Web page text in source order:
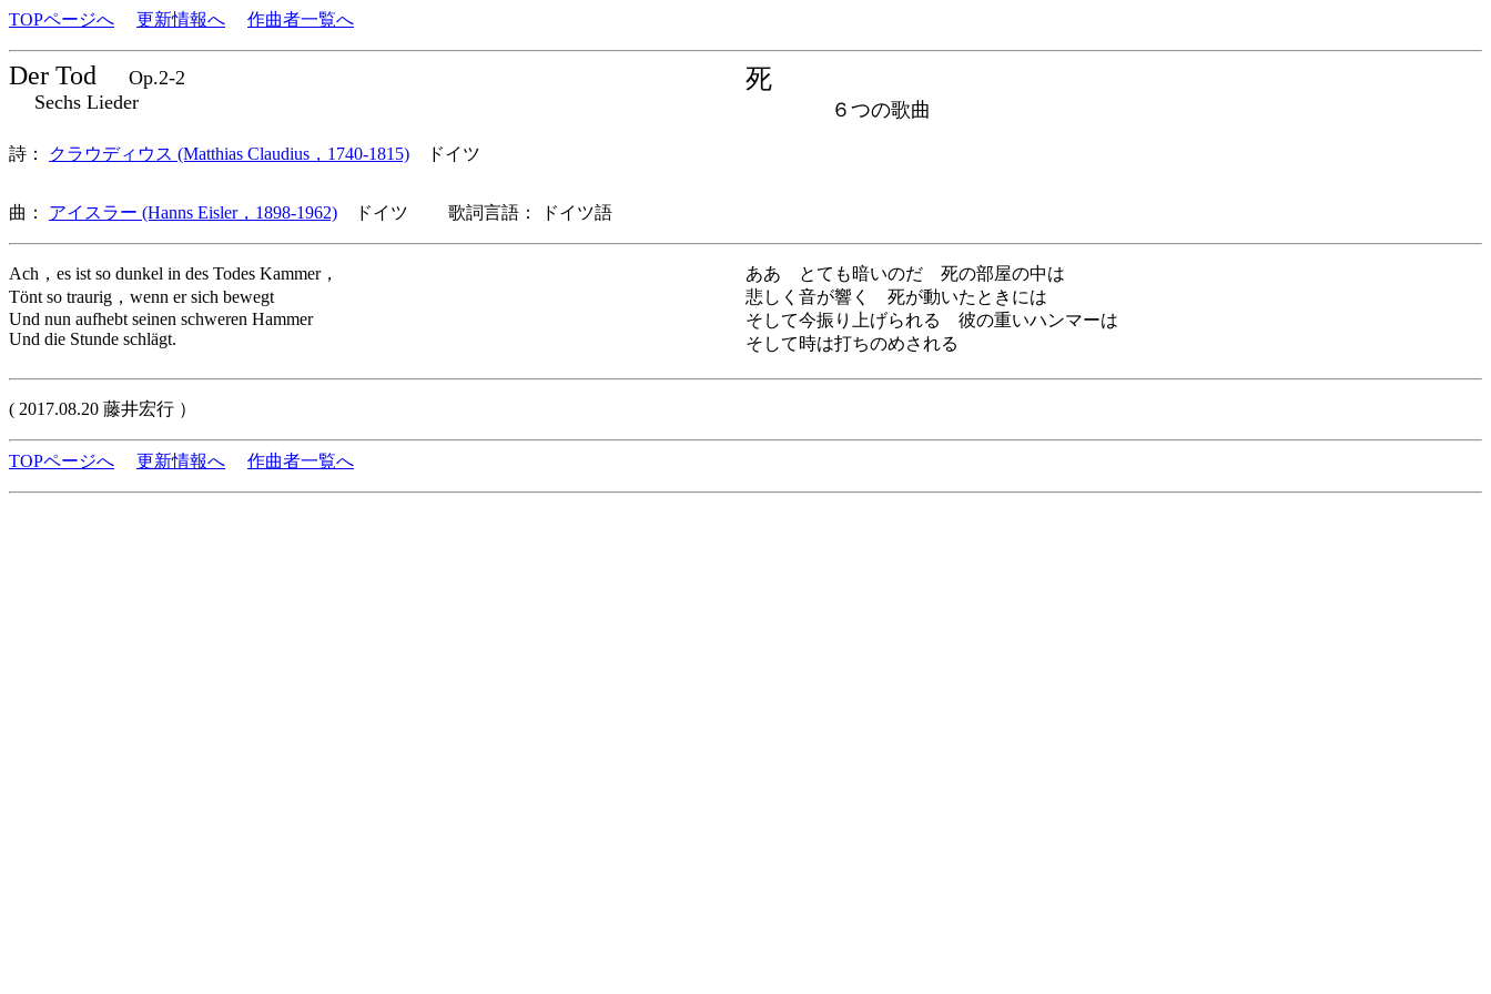
TOPページへ 更新情報へ 作曲者一覧へ
Der Tod
Op.2-2
Sechs Lieder
死
６つの歌曲
詩： クラウディウス (Matthias Claudius，1740-1815) ドイツ
曲： アイスラー (Hanns Eisler，1898-1962) ドイツ 歌詞言語： ドイツ語
Ach，es ist so dunkel in des Todes Kammer，
Tönt so traurig，wenn er sich bewegt
Und nun aufhebt seinen schweren Hammer
Und die Stunde schlägt.
ああ とても暗いのだ 死の部屋の中は
悲しく音が響く 死が動いたときには
そして今振り上げられる 彼の重いハンマーは
そして時は打ちのめされる
( 2017.08.20 藤井宏行 ）
TOPページへ 更新情報へ 作曲者一覧へ